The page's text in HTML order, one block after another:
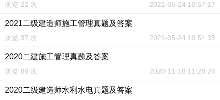
浏览 22 次 2021-05-24 10:57:17
2021二级建造师施工管理真题及答案
浏览 37 次 2021-05-24 10:54:39
2020二建施工管理真题及答案
浏览 86 次 2020-11-18 11:28:28
2020二级建造师水利水电真题及答案